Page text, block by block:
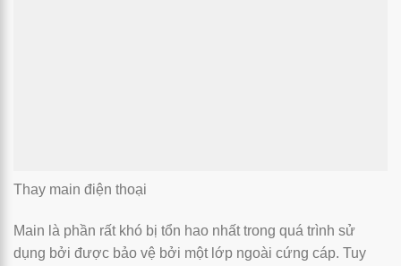
Thay main điện thoại
Main là phần rất khó bị tổn hao nhất trong quá trình sử
dụng bởi được bảo vệ bởi một lớp ngoài cứng cáp. Tuy